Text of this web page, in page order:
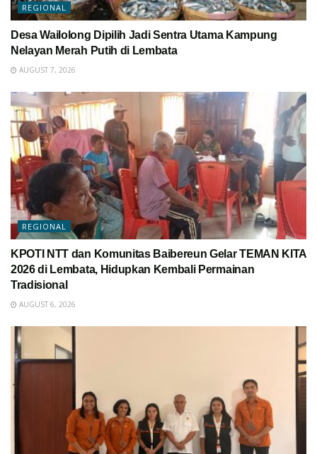
REGIONAL
Desa Wailolong Dipilih Jadi Sentra Utama Kampung
Nelayan Merah Putih di Lembata
AUGUST 7, 2026
REGIONAL
KPOTI NTT dan Komunitas Baibereun Gelar TEMAN KITA
2026 di Lembata, Hidupkan Kembali Permainan
Tradisional
AUGUST 6, 2026